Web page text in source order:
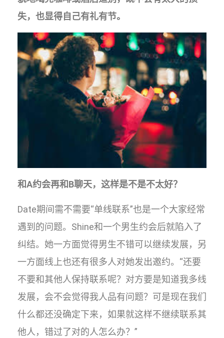
失，也显得自己有礼有节。
和A约会再和B聊天，这样是不是不太好？
Date期间需不需要“单线联系”也是一个大家经常
遇到的问题。Shine和一个男生约会后就陷入了
纠结。她一方面觉得男生不错可以继续发展，另
一方面线上也还有很多人对她发出邀约。“还要
不要和其他人保持联系呢？对方要是知道我多线
发展，会不会觉得我人品有问题？可是现在我们
什么都还没确定下来，如果就这样不继续联系其
他人，错过了对的人怎么办？”